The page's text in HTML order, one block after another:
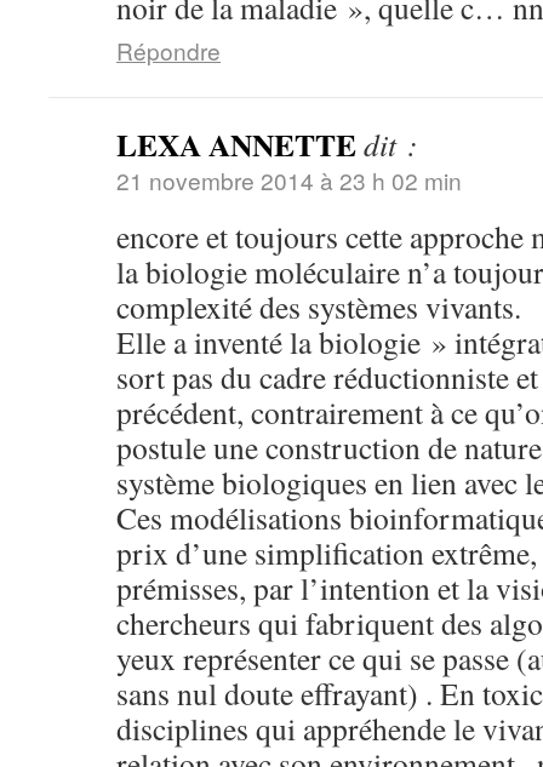
Répondre
LEXA ANNETTEdit :
21 novembre 2014 à 23 h 02 min
encore et toujours cette approche
la biologie moléculaire n’a
complexité des systèmes vivants.
Elle a inventé la biologie »
sort pas du cadre réductionniste
précédent, contrairement à ce
postule une construction de
système biologiques en lien avec
Ces modélisations
prix d’une simplification extrême,
prémisses, par l’intention et la
chercheurs qui fabriquent des
yeux représenter ce qui se passe
sans nul doute effrayant) . En
disciplines qui appréhende le